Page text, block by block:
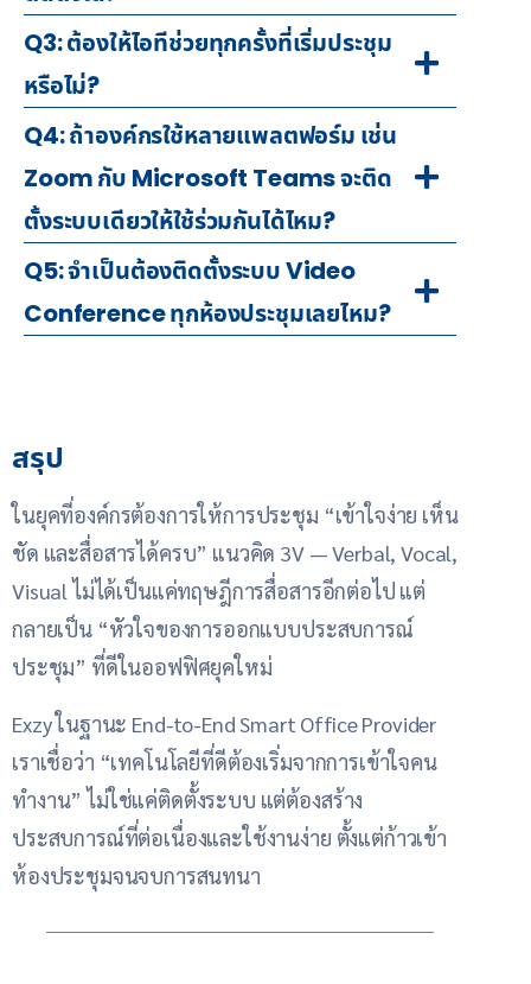
Q3: ต้องให้ไอทีช่วยทุกครั้งที่เริ่มประชุม
หรือไม่?
Q4: ถ้าองค์กรใช้หลายแพลตฟอร์ม เช่น
Zoom กับ Microsoft Teams จะติด
ตั้งระบบเดียวให้ใช้ร่วมกันได้ไหม?
Q5: จำเป็นต้องติดตั้งระบบ Video
Conference ทุกห้องประชุมเลยไหม?
สรุป
ในยุคที่องค์กรต้องการให้การประชุม “เข้าใจง่าย เห็น
ชัด และสื่อสารได้ครบ” แนวคิด 3V — Verbal, Vocal,
Visualไม่ได้เป็นแค่ทฤษฎีการสื่อสารอีกต่อไป แต่
กลายเป็น “หัวใจของการออกแบบประสบการณ์
ประชุม” ที่ดีในออฟฟิศยุคใหม่
Exzy ในฐานะ End-to-End Smart Office Provider
เราเชื่อว่า “เทคโนโลยีที่ดีต้องเริ่มจากการเข้าใจคน
ทำงาน” ไม่ใช่แค่ติดตั้งระบบ แต่ต้องสร้าง
ประสบการณ์ที่ต่อเนื่องและใช้งานง่าย ตั้งแต่ก้าวเข้า
ห้องประชุมจนจบการสนทนา